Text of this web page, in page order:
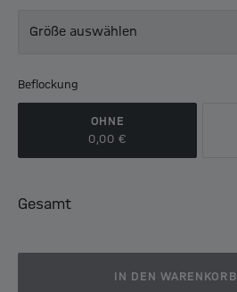
Größe auswählen
Beflockung
OHNE
0,00 €
Gesamt
IN DEN WARENKORB